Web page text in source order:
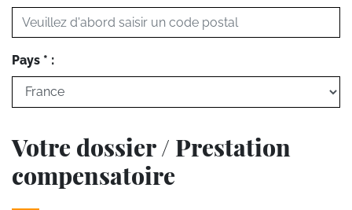
Pays * :
Votre dossier / Prestation
compensatoire